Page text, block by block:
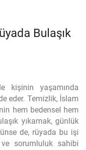
Bulaşık
kişinin yaşamında
eder. Temizlik, İslam
hem bedensel hem
yıkamak, günlük
de, rüyada bu işi
sorumluluk sahibi